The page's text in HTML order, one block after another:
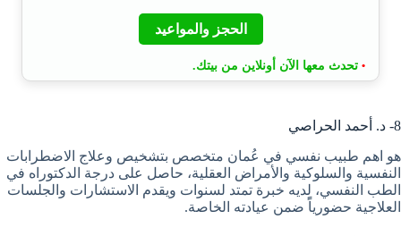
الحجز والمواعيد
• تحدث معها الآن أونلاين من بيتك.
8- د. أحمد الحراصي
هو اهم طبيب نفسي في عُمان متخصص بتشخيص وعلاج الاضطرابات
النفسية والسلوكية والأمراض العقلية، حاصل على درجة الدكتوراه في
الطب النفسي، لديه خبرة تمتد لسنوات ويقدم الاستشارات والجلسات
العلاجية حضورياًً ضمن عيادته الخاصة.